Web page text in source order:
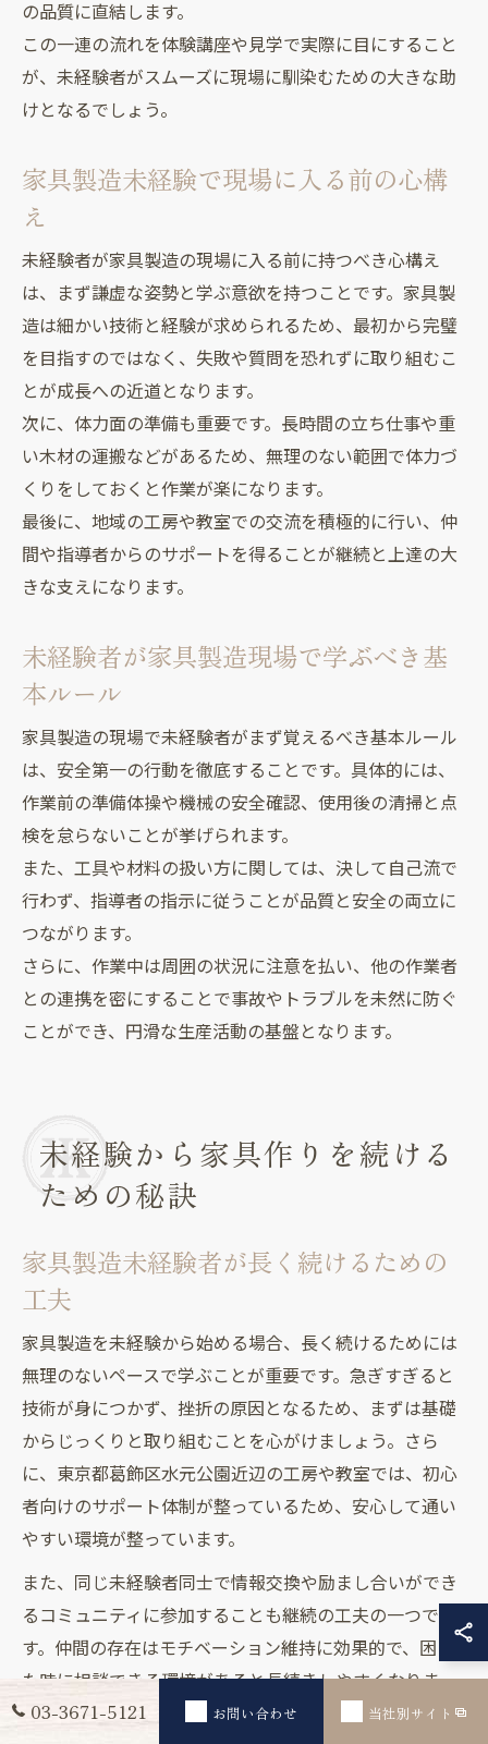
の品質に直結します。
この一連の流れを体験講座や見学で実際に目にすること
が、未経験者がスムーズに現場に馴染むための大きな助
けとなるでしょう。
家具製造未経験で現場に入る前の心構
え
未経験者が家具製造の現場に入る前に持つべき心構え
は、まず謙虚な姿勢と学ぶ意欲を持つことです。家具製
造は細かい技術と経験が求められるため、最初から完璧
を目指すのではなく、失敗や質問を恐れずに取り組むこ
とが成長への近道となります。
次に、体力面の準備も重要です。長時間の立ち仕事や重
い木材の運搬などがあるため、無理のない範囲で体力づ
くりをしておくと作業が楽になります。
最後に、地域の工房や教室での交流を積極的に行い、仲
間や指導者からのサポートを得ることが継続と上達の大
きな支えになります。
未経験者が家具製造現場で学ぶべき基
本ルール
家具製造の現場で未経験者がまず覚えるべき基本ルール
は、安全第一の行動を徹底することです。具体的には、
作業前の準備体操や機械の安全確認、使用後の清掃と点
検を怠らないことが挙げられます。
また、工具や材料の扱い方に関しては、決して自己流で
行わず、指導者の指示に従うことが品質と安全の両立に
つながります。
さらに、作業中は周囲の状況に注意を払い、他の作業者
との連携を密にすることで事故やトラブルを未然に防ぐ
ことができ、円滑な生産活動の基盤となります。
未経験から家具作りを続ける
ための秘訣
家具製造未経験者が長く続けるための
工夫
家具製造を未経験から始める場合、長く続けるためには
無理のないペースで学ぶことが重要です。急ぎすぎると
技術が身につかず、挫折の原因となるため、まずは基礎
からじっくりと取り組むことを心がけましょう。さら
に、東京都葛飾区水元公園近辺の工房や教室では、初心
者向けのサポート体制が整っているため、安心して通い
やすい環境が整っています。
また、同じ未経験者同士で情報交換や励まし合いができ
るコミュニティに参加することも継続の工夫の一つで
す。仲間の存在はモチベーション維持に効果的で、困っ
た時に相談できる環境があると長続きしやすくなりま
す。こうした工夫を積み重ねることで、未経験でも家具
03-3671-5121 お問い合わせ 当社別サイト